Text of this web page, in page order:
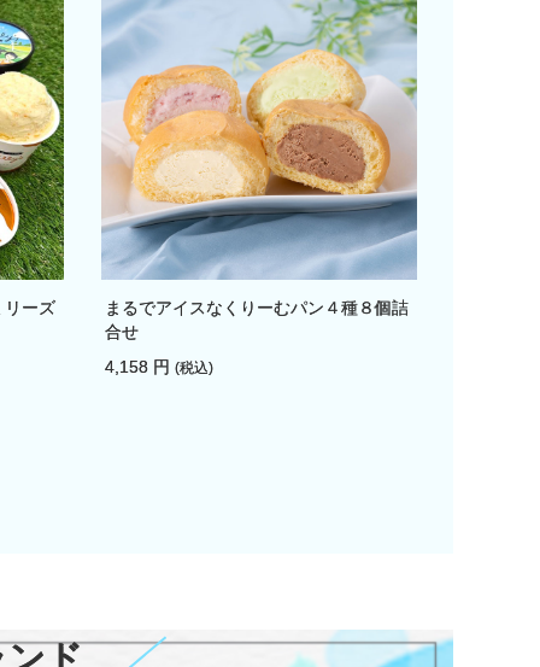
リーズ
まるでアイスなくりーむパン４種８個詰
合せ
4,158 円 (税込)
ド